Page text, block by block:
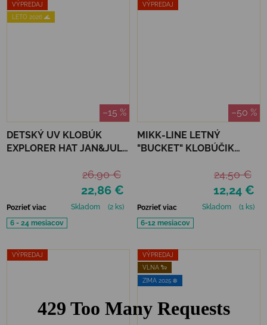
VÝPREDAJ
LETO 2026 🌊
–15 %
DETSKÝ UV KLOBÚK
EXPLORER HAT JAN&JUL -
22,86 €
26,90 €
Pozrieť viac Skladom
(2 ks)
6 - 24 mesiacov
VÝPREDAJ
–50 %
MIKK-LINE LETNÝ
"BUCKET" KLOBÚČIK
12,24 €
24,50 €
Pozrieť viac Skladom
(1 ks)
6-12 mesiacov
VÝPREDAJ
VÝPREDAJ
VLNA 🐑
ZIMA 2025 ❄️